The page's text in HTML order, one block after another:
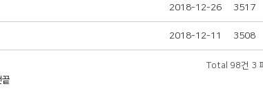
2018-12-26 3517
2018-12-11 3508
Total 98건 3
끝